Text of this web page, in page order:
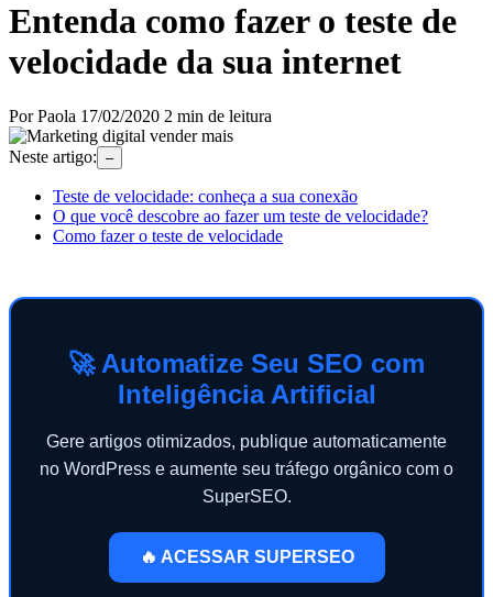
Entenda como fazer o teste de
velocidade da sua internet
Por Paola 17/02/2020 2 min de leitura
Neste artigo: –
Teste de velocidade: conheça a sua conexão
O que você descobre ao fazer um teste de velocidade?
Como fazer o teste de velocidade
🚀 Automatize Seu SEO com
Inteligência Artificial
Gere artigos otimizados, publique automaticamente
no WordPress e aumente seu tráfego orgânico com o
SuperSEO.
🔥 ACESSAR SUPERSEO